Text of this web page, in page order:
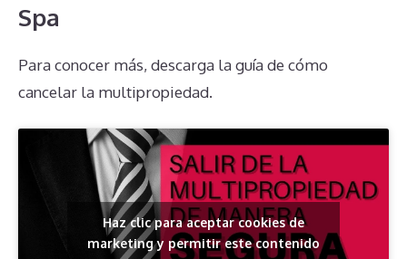
Spa
Para conocer más, descarga la guía de cómo
cancelar la multipropiedad.
Haz clic para aceptar cookies de
marketing y permitir este contenido